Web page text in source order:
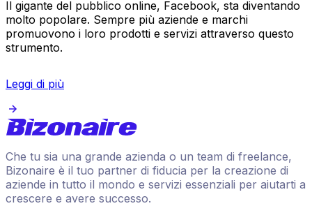
Il gigante del pubblico online, Facebook, sta diventando
molto popolare. Sempre più aziende e marchi
promuovono i loro prodotti e servizi attraverso questo
strumento.
Leggi di più
Che tu sia una grande azienda o un team di freelance,
Bizonaire è il tuo partner di fiducia per la creazione di
aziende in tutto il mondo e servizi essenziali per aiutarti a
crescere e avere successo.